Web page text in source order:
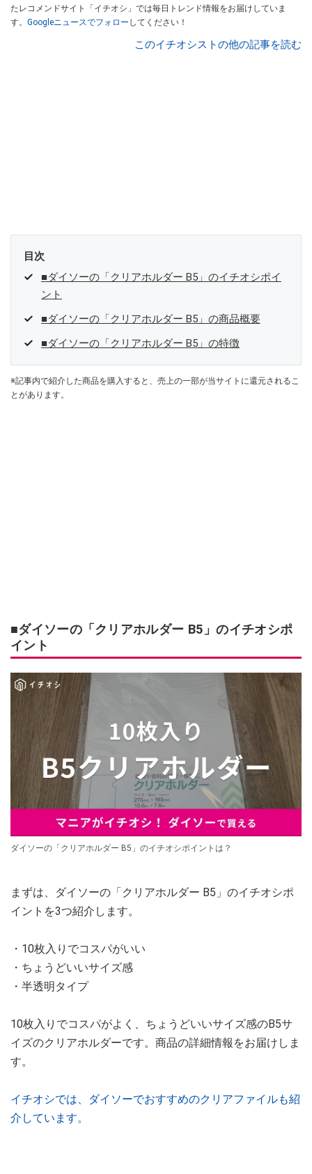
たレコメンドサイト「イチオシ」では毎日トレンド情報をお届けしていま
す。 Googleニュースでフォロー してください！
このイチオシストの他の記事を読む
目次
■ダイソーの「クリアホルダー B5」のイチオシポイ
ント
■ダイソーの「クリアホルダー B5」の商品概要
■ダイソーの「クリアホルダー B5」の特徴
※記事内で紹介した商品を購入すると、売上の一部が当サイトに還元されるこ
とがあります。
■ダイソーの「クリアホルダー B5」のイチオシポ
イント
ダイソーの「クリアホルダー B5」のイチオシポイントは？
まずは、ダイソーの「クリアホルダー B5」のイチオシポ
イントを3つ紹介します。
・10枚入りでコスパがいい
・ちょうどいいサイズ感
・半透明タイプ
10枚入りでコスパがよく、ちょうどいいサイズ感のB5サ
イズのクリアホルダーです。商品の詳細情報をお届けしま
す。
イチオシでは、ダイソーでおすすめのクリアファイルも紹
介しています。